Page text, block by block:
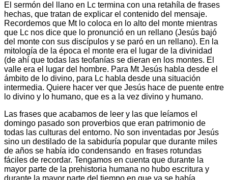
El sermón del llano en Lc termina con una retahíla de frases
hechas, que tratan de explicar el contenido del mensaje.
Recordemos que Mt lo coloca en lo alto del monte mientras
que Lc nos dice que lo pronunció en un rellano (Jesús bajó
del monte con sus discípulos y se paró en un rellano). En la
mitología de la época el monte era el lugar de la divinidad
(de ahí que todas las teofanías se dieran en los montes. El
valle era el lugar del hombre. Para Mt Jesús habla desde el
ámbito de lo divino, para Lc habla desde una situación
intermedia. Quiere hacer ver que Jesús hace de puente entre
lo divino y lo humano, que es a la vez divino y humano.
Las frases que acabamos de leer y las que leíamos el
domingo pasado son proverbios que eran patrimonio de
todas las culturas del entorno. No son inventadas por Jesús
sino un destilado de la sabiduría popular que durante miles
de años se había ido condensando en frases rotundas
fáciles de recordar. Tengamos en cuenta que durante la
mayor parte de la prehistoria humana no hubo escritura y